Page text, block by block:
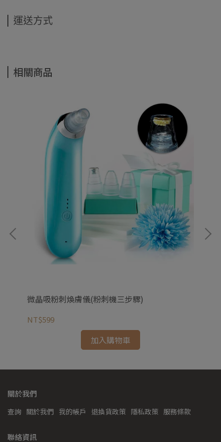
運送方式
相關商品
微晶吸粉刺煥膚儀(粉刺機三步驟)
NT$599
加入購物車
關於我們
查詢 關於我們 我的帳戶 退換貨政策 隱私政策 服務條款
聯絡資訊